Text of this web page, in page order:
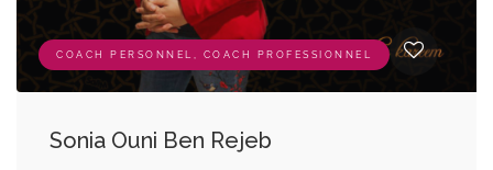
COACH PERSONNEL, COACH PROFESSIONNEL
Sonia Ouni Ben Rejeb